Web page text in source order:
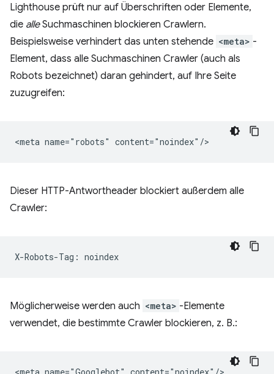
Lighthouse prüft nur auf Überschriften oder Elemente,
die alleSuchmaschinen blockieren Crawlern.
Beispielsweise verhindert das unten stehende <meta> -
Element, dass alle Suchmaschinen Crawler (auch als
Robots bezeichnet) daran gehindert, auf Ihre Seite
zuzugreifen:
Dieser HTTP-Antwortheader blockiert außerdem alle
Crawler:
Möglicherweise werden auch <meta> -Elemente
verwendet, die bestimmte Crawler blockieren, z. B.: